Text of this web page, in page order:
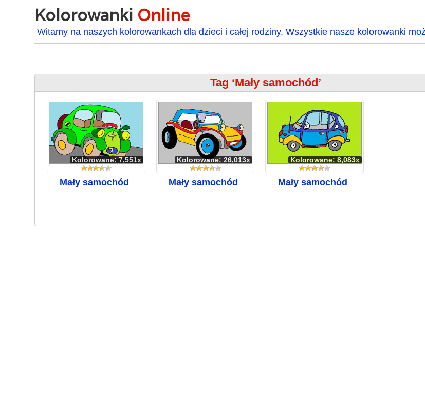
Kolorowanki Online
Witamy na naszych kolorowankach dla dzieci i całej rodziny. Wszystkie nasze kolorowanki
Tag ‘Mały samochód’
Kolorowane: 7,551x
Mały samochód
Kolorowane: 26,013x
Mały samochód
Kolorowane: 8,083x
Mały samochód